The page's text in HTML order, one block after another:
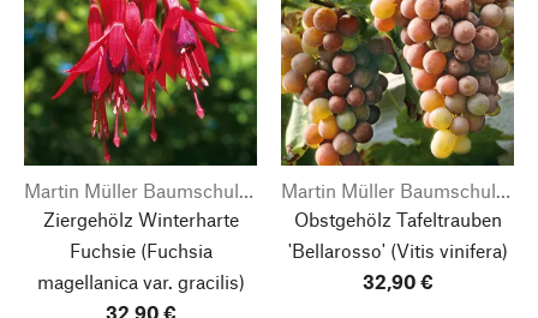
Martin Müller Baumschulen
Ziergehölz Winterharte
Fuchsie(Fuchsia
magellanica var. gracilis)
32,90 €
Martin Müller Baumschulen
Obstgehölz Tafeltrauben
'Bellarosso'(Vitis vinifera)
32,90 €